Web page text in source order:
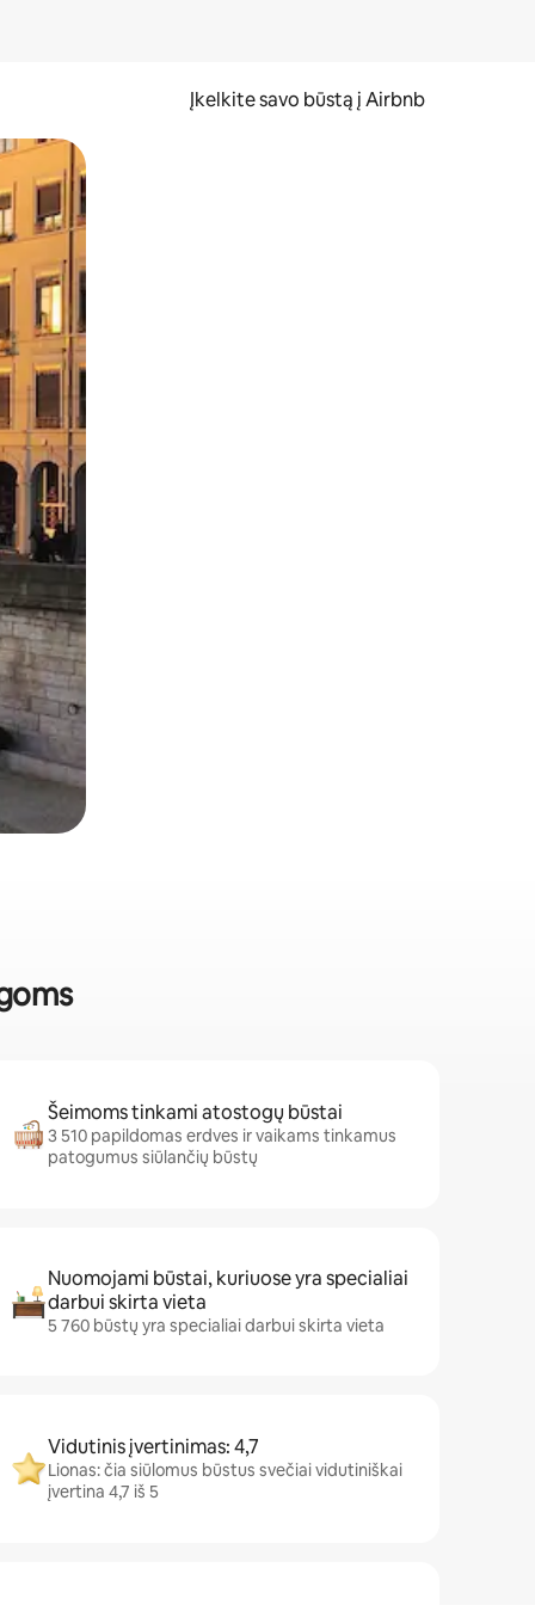
Įkelkite savo būstą į Airbnb
ekraną.
Šeimoms tinkami atostogų būstai
3 510 papildomas erdves ir vaikams tinkamus
patogumus siūlančių būstų
Nuomojami būstai, kuriuose yra specialiai
darbui skirta vieta
5 760 būstų yra specialiai darbui skirta vieta
Vidutinis įvertinimas: 4,7
Lionas: čia siūlomus būstus svečiai vidutiniškai
įvertina 4,7 iš 5